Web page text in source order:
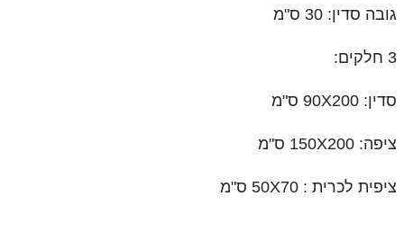
גובה סדין: 30 ס"מ
3 חלקים:
סדין: 90X200 ס"מ
ציפה: 150X200 ס"מ
ציפית לכרית : 50X70 ס"מ